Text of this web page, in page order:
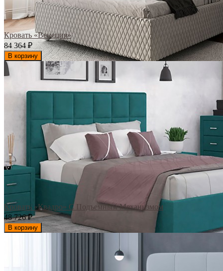
Кровать «Венеция»
84 364₽
В корзину
Кровать «Квадро» С Подъемным Механизмом
48 726₽
В корзину